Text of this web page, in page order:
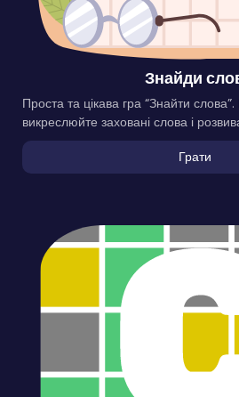
Знайди
Проста та цікава гра “Знайти
викреслюйте заховані слова і
Грати